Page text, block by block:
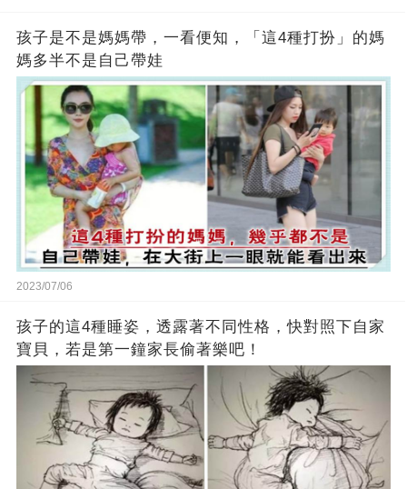
孩子是不是媽媽帶，一看便知，「這4種打扮」的媽
媽多半不是自己帶娃
2023/07/06
孩子的這4種睡姿，透露著不同性格，快對照下自家
寶貝，若是第一鐘家長偷著樂吧！